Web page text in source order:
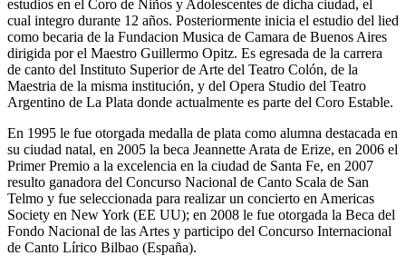
estudios en el Coro de Niños y Adolescentes de dicha ciudad, el
cual integro durante 12 años. Posteriormente inicia el estudio del lied
como becaria de la Fundacion Musica de Camara de Buenos Aires
dirigida por el Maestro Guillermo Opitz. Es egresada de la carrera
de canto del Instituto Superior de Arte del Teatro Colón, de la
Maestria de la misma institución, y del Opera Studio del Teatro
Argentino de La Plata donde actualmente es parte del Coro Estable.
En 1995 le fue otorgada medalla de plata como alumna destacada en
su ciudad natal, en 2005 la beca Jeannette Arata de Erize, en 2006 el
Primer Premio a la excelencia en la ciudad de Santa Fe, en 2007
resulto ganadora del Concurso Nacional de Canto Scala de San
Telmo y fue seleccionada para realizar un concierto en Americas
Society en New York (EE UU); en 2008 le fue otorgada la Beca del
Fondo Nacional de las Artes y participo del Concurso Internacional
de Canto Lírico Bilbao (España).